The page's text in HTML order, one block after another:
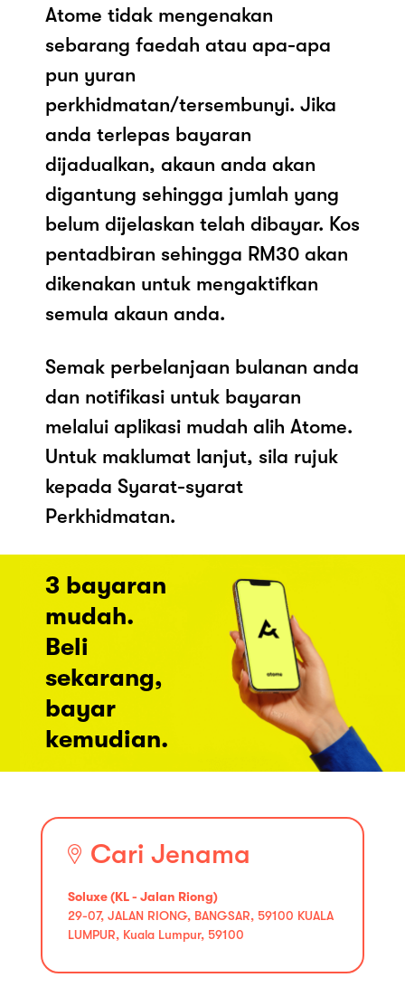
Atome tidak mengenakan
sebarang faedah atau apa-apa
pun yuran
perkhidmatan/tersembunyi. Jika
anda terlepas bayaran
dijadualkan, akaun anda akan
digantung sehingga jumlah yang
belum dijelaskan telah dibayar. Kos
pentadbiran sehingga RM30 akan
dikenakan untuk mengaktifkan
semula akaun anda.
Semak perbelanjaan bulanan anda
dan notifikasi untuk bayaran
melalui aplikasi mudah alih Atome.
Untuk maklumat lanjut, sila rujuk
kepada Syarat-syarat
Perkhidmatan.
3 bayaran
mudah.
Beli
sekarang,
bayar
kemudian.
Cari Jenama
Soluxe (KL - Jalan Riong)
29-07, JALAN RIONG, BANGSAR, 59100 KUALA
LUMPUR, Kuala Lumpur, 59100